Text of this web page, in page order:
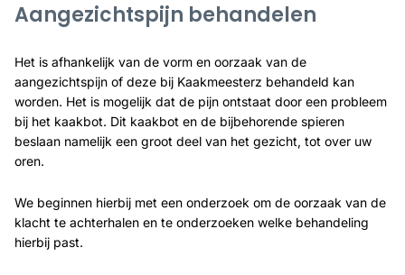
Aangezichtspijn behandelen
Het is afhankelijk van de vorm en oorzaak van de
aangezichtspijn of deze bij Kaakmeesterz behandeld kan
worden. Het is mogelijk dat de pijn ontstaat door een probleem
bij het kaakbot. Dit kaakbot en de bijbehorende spieren
beslaan namelijk een groot deel van het gezicht, tot over uw
oren.
We beginnen hierbij met een onderzoek om de oorzaak van de
klacht te achterhalen en te onderzoeken welke behandeling
hierbij past.